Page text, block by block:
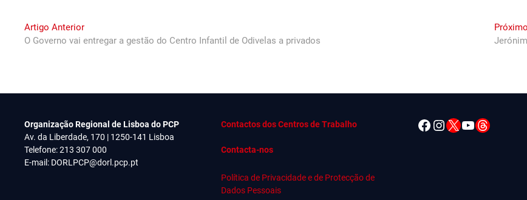
Navegação
de
Artigo AnteriorPrevious
post:
O Governo vai entregar a gestão do Centro Infantil de Odivelas a privados
Organização Regional de Lisboa do PCP
Av. da Liberdade, 170 | 1250-141 Lisboa
Telefone: 213 307 000
E-mail: DORLPCP@dorl.pcp.pt
Contactos dos Centros de Trabalho
Contacta-nos
Política de Privacidade e de Protecção de
Dados Pessoais
Facebook
Instagram
X YouTube
Threads